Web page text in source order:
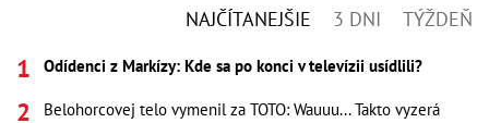
NAJČÍTANEJŠIE 3 DNI TÝŽDEŇ
Odídenci z Markízy: Kde sa po konci v televízii usídlili?
Belohorcovej telo vymenil za TOTO: Wauuu... Takto vyzerá